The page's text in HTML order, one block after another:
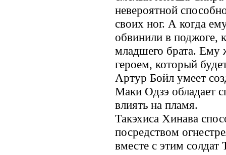
невероятной
своих ног. А когда
обвинили в поджоге,
младшего брата. Ему
героем, который
Артур Бойл умеет
Маки Одзэ обладает
влиять на пламя.
Такэхиса Хинава
посредством
вместе с этим солдат